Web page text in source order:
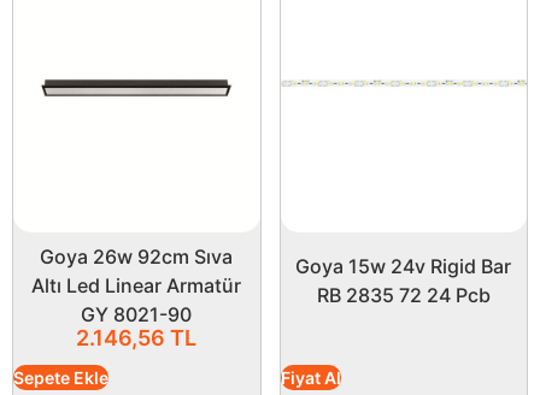
Goya 26w 92cm Sıva
Altı Led Linear Armatür
GY 8021-90
2.146,56 TL
Sepete Ekle
Goya 15w 24v Rigid Bar
RB 2835 72 24 Pcb
Fiyat Al